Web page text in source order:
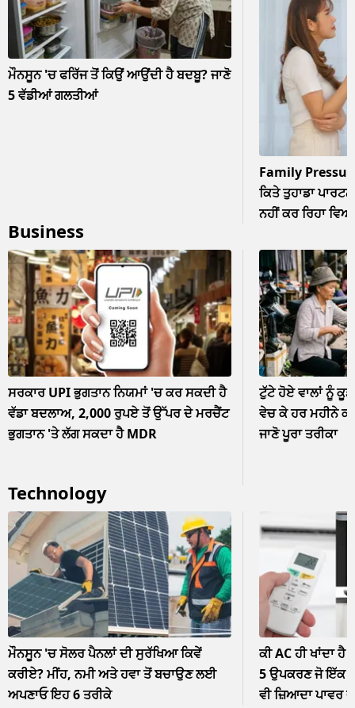
ਮੌਨਸੂਨ 'ਚ ਫਰਿੱਜ ਤੋਂ ਕਿਉਂ ਆਉਂਦੀ ਹੈ ਬਦਬੂ? ਜਾਣੋ
5 ਵੱਡੀਆਂ ਗਲਤੀਆਂ
Family
ਕਿਤੇ ਤੁਹਾਡਾ
ਨਹੀਂ ਕਰ ਰਿਹਾ
Business
ਸਰਕਾਰ UPI ਭੁਗਤਾਨ ਨਿਯਮਾਂ 'ਚ ਕਰ ਸਕਦੀ ਹੈ
ਵੱਡਾ ਬਦਲਾਅ, 2,000 ਰੁਪਏ ਤੋਂ ਉੱਪਰ ਦੇ ਮਰਚੈਂਟ
ਭੁਗਤਾਨ 'ਤੇ ਲੱਗ ਸਕਦਾ ਹੈ MDR
ਟੁੱਟੇ ਹੋਏ ਵਾਲਾਂ ਨੂੰ
ਵੇਚ ਕੇ ਹਰ ਮਹੀਨੇ
ਜਾਣੋ ਪੂਰਾ ਤਰੀਕਾ
Technology
ਮੌਨਸੂਨ 'ਚ ਸੋਲਰ ਪੈਨਲਾਂ ਦੀ ਸੁਰੱਖਿਆ ਕਿਵੇਂ
ਕਰੀਏ? ਮੀਂਹ, ਨਮੀ ਅਤੇ ਹਵਾ ਤੋਂ ਬਚਾਉਣ ਲਈ
ਅਪਣਾਓ ਇਹ 6 ਤਰੀਕੇ
ਕੀ AC ਹੀ ਖਾਂਦਾ
5 ਉਪਕਰਣ ਜੋ ਇੱਕ
ਵੀ ਜ਼ਿਆਦਾ ਪਾਵਰ